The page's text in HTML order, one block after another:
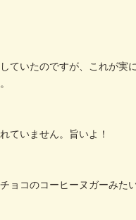
ていたのですが、これが実
ていません。旨いよ！
ョコのコーヒーヌガーみた